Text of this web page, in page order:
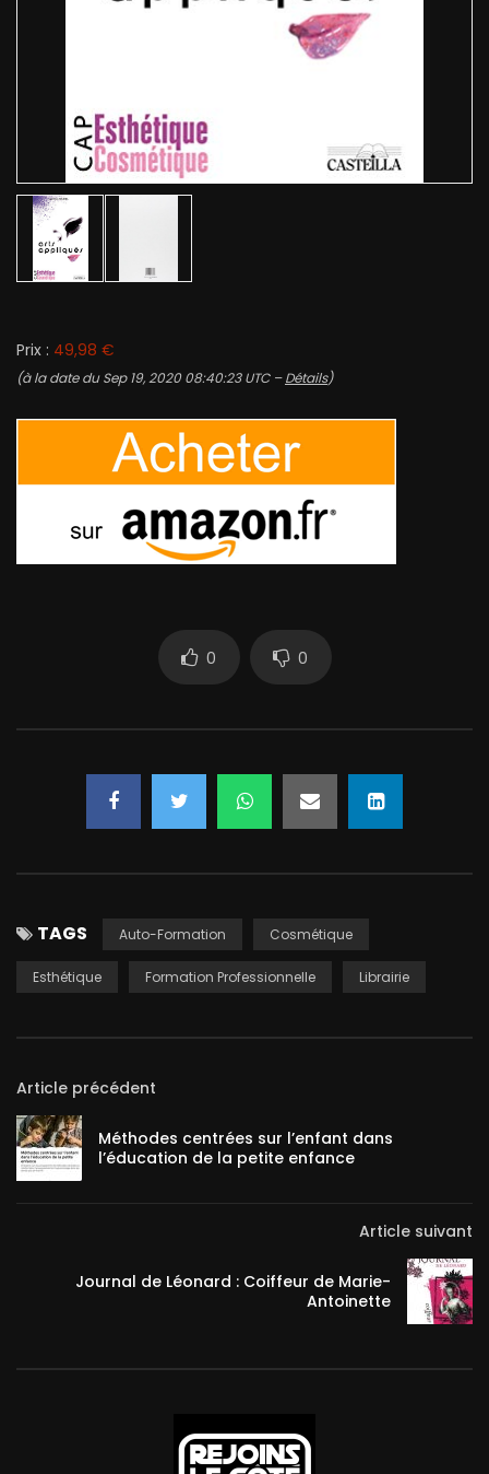
Prix : 49,98 €
(à la date du Sep 19, 2020 08:40:23 UTC –Détails)
0 0
TAGS Auto-Formation Cosmétique
Esthétique Formation Professionnelle Librairie
Article précédent
Méthodes centrées sur l’enfant dans
l’éducation de la petite enfance
Article suivant
Journal de Léonard : Coiffeur de Marie-
Antoinette